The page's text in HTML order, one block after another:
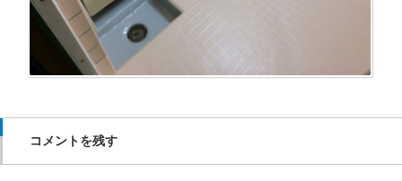
コメントを残す